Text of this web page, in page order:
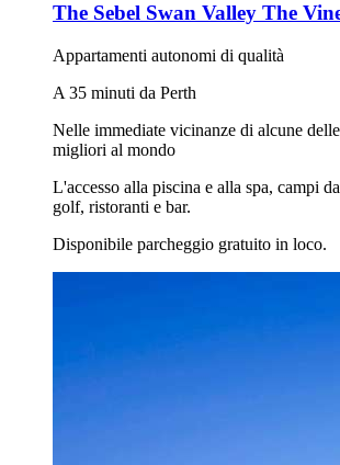
The Sebel Swan Valley The
Appartamenti autonomi di qualità
A 35 minuti da Perth
Nelle immediate vicinanze di alcune
migliori al mondo
L'accesso alla piscina e alla spa, campi
golf, ristoranti e bar.
Disponibile parcheggio gratuito in loco.